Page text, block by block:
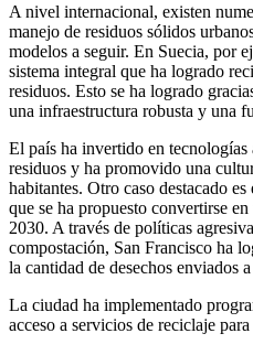
A nivel internacional, existen
manejo de residuos sólidos
modelos a seguir. En Suecia, por
sistema integral que ha logrado
residuos. Esto se ha logrado
una infraestructura robusta y una
El país ha invertido en tecnologías
residuos y ha promovido una
habitantes. Otro caso destacado
que se ha propuesto convertirse
2030. A través de políticas
compostación, San Francisco ha
la cantidad de desechos enviados
La ciudad ha implementado
acceso a servicios de reciclaje